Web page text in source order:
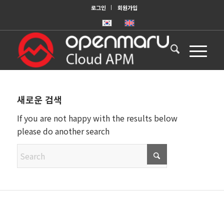
로그인 회원가입
새로운 검색
If you are not happy with the results below
please do another search